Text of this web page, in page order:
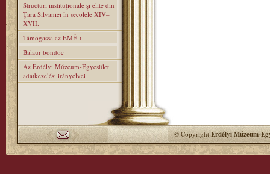
Structuri instituţionale şi elite din
Ţara Silvaniei în secolele XIV–
XVII.
Támogassa az EMÉ-t
Balaur bondoc
Az Erdélyi Múzeum-Egyesület
adatkezelési irányelvei
© CopyrightErdélyi Múzeum-